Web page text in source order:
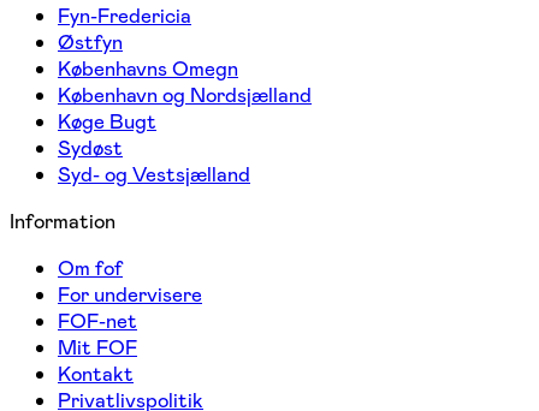
Fyn-Fredericia
Østfyn
Københavns Omegn
København og Nordsjælland
Køge Bugt
Sydøst
Syd- og Vestsjælland
Information
Om fof
For undervisere
FOF-net
Mit FOF
Kontakt
Privatlivspolitik